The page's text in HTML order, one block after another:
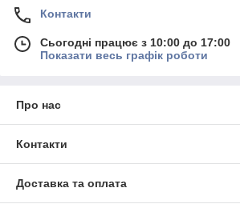
Контакти
Сьогодні працює з 10:00 до 17:00
Показати весь графік роботи
Про нас
Контакти
Доставка та оплата